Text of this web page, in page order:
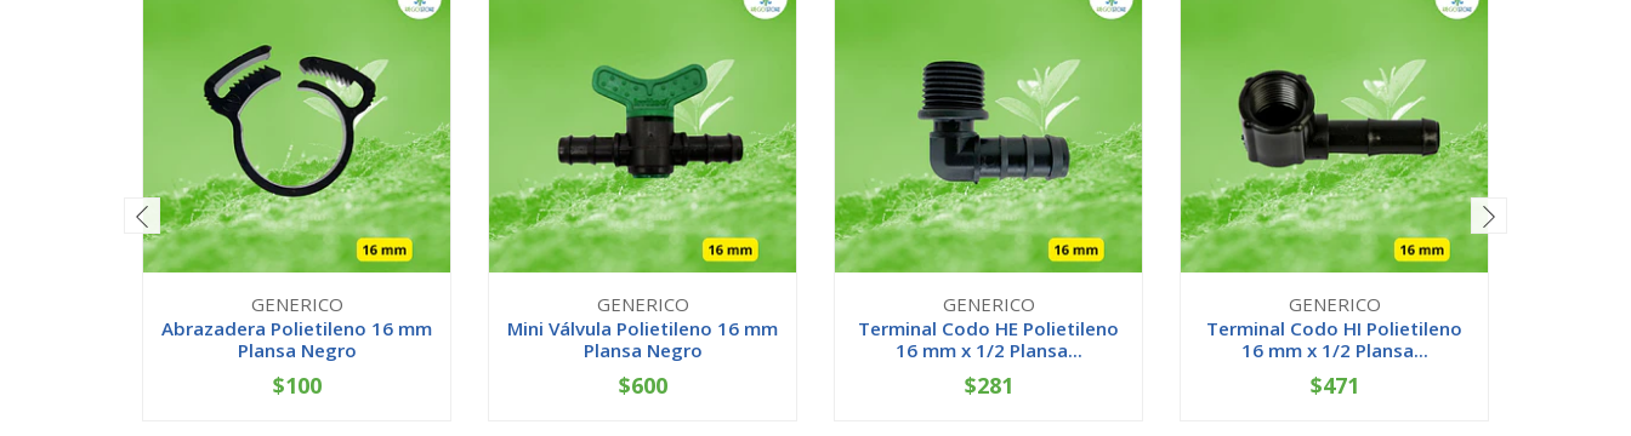
GENERICO
Abrazadera Polietileno 16 mm
Plansa Negro
+
$100
GENERICO
Mini Válvula Polietileno 16 mm
Plansa Negro
+
$600
GENERICO
Terminal Codo HE Polietileno
16 mm x 1/2 Plansa...
+
$281
GENERICO
Terminal Codo HI Polietileno
16 mm x 1/2 Plansa...
+
$471